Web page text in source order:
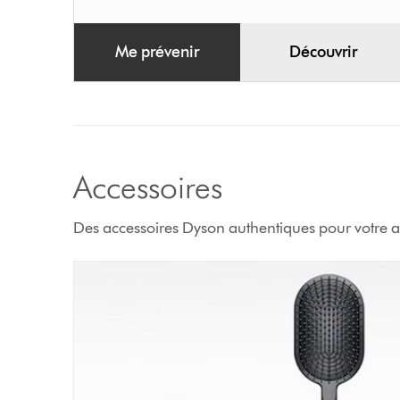
Me prévenir Découvrir
Accessoires
Des accessoires Dyson authentiques pour votre